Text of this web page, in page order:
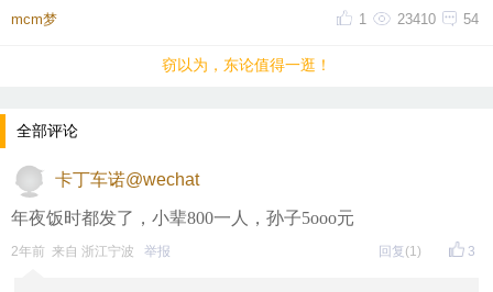
提示：回复之后就能看到红包，点击下方“开”即可领
• 福利时间
了，感觉几乎每个村头都有收费杆
mcm梦 54
23410
1
窃以为，东论值得一逛！
全部评论
卡丁车诺@wechat
年夜饭时都发了，小辈800一人，孙子5ooo元
3
2年前 来自 浙江宁波 举报 回复 (1)